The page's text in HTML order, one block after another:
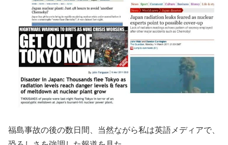
福島事故の後の数日間、当然ながら私は英語メディアで、